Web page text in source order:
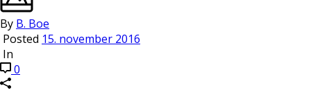
By B. Boe
Posted 15. november 2016
In
0